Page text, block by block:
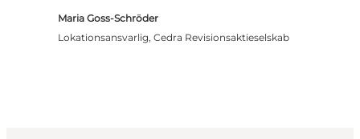
Maria Goss-Schröder
Lokationsansvarlig, Cedra Revisionsaktieselskab